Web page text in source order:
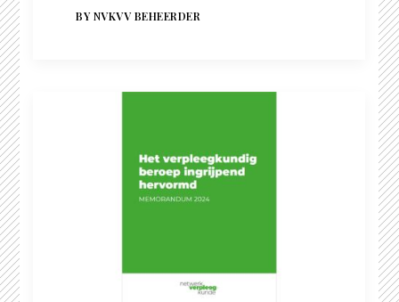
BY NVKVV BEHEERDER